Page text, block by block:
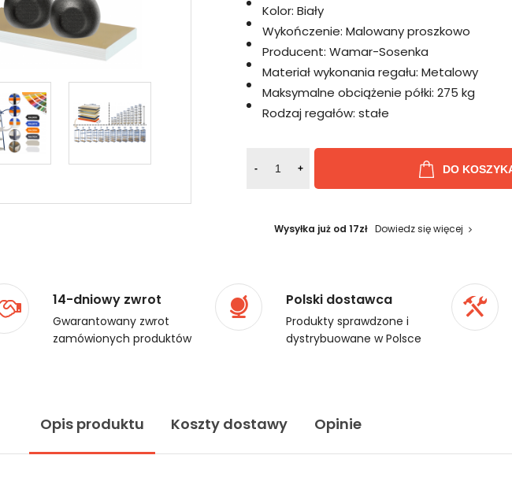
Kolor: Biały
Wykończenie: Malowany proszkowo
Producent: Wamar-Sosenka
Materiał wykonania regału: Metalowy
Maksymalne obciążenie półki: 275 kg
Rodzaj regałów: stałe
- + DO
Wysyłka już od 17zł Dowiedz się więcej
14-dniowy zwrot
Gwarantowany zwrot
zamówionych produktów
Polski dostawca
Produkty sprawdzone i
dystrybuowane w Polsce
Opis produktu Koszty dostawy Opinie